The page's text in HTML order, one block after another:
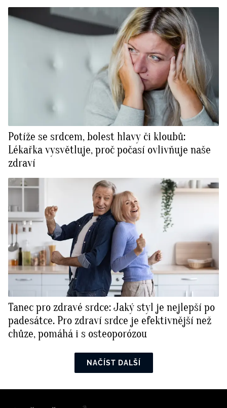
Potíže se srdcem, bolest hlavy či kloubů:
Lékařka vysvětluje, proč počasí ovlivňuje naše
zdraví
Tanec pro zdravé srdce: Jaký styl je nejlepší po
padesátce. Pro zdraví srdce je efektivnější než
chůze, pomáhá i s osteoporózou
NAČÍST DALŠÍ